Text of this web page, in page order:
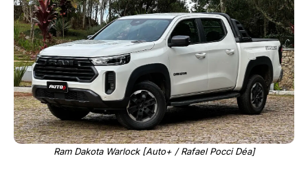
Ram Dakota Warlock [Auto+ / Rafael Pocci Déa]